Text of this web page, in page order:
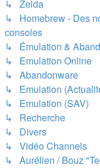
↳ Zelda
↳ Homebrew - Des
consoles
↳ Émulation &
↳ Emulation Online
↳ Abandonware
↳ Emulation
↳ Emulation (SAV)
↳ Recherche
↳ Divers
↳ Vidéo Channels
↳ Aurélien / Bouz